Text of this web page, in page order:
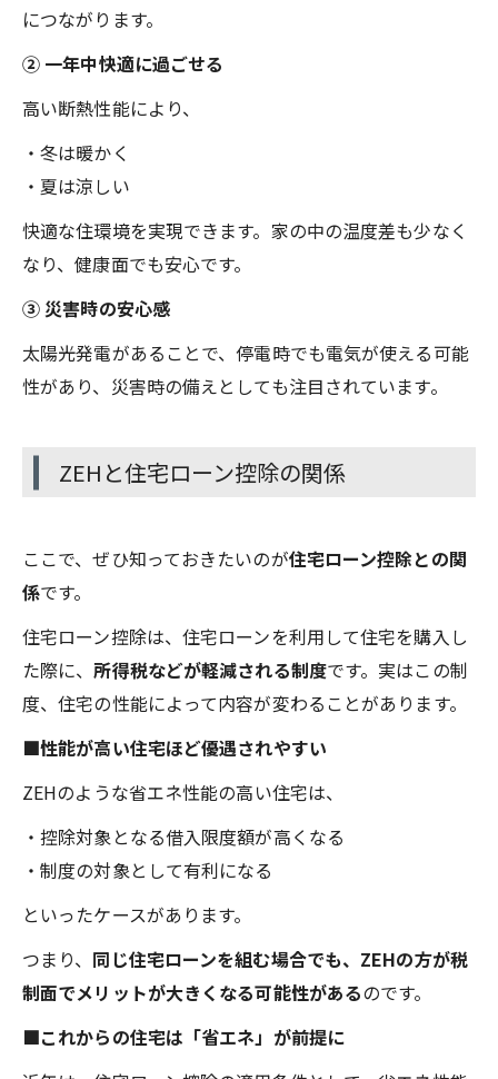
につながります。
② 一年中快適に過ごせる
高い断熱性能により、
・冬は暖かく
・夏は涼しい
快適な住環境を実現できます。家の中の温度差も少なく
なり、健康面でも安心です。
③ 災害時の安心感
太陽光発電があることで、停電時でも電気が使える可能
性があり、災害時の備えとしても注目されています。
ZEHと住宅ローン控除の関係
ここで、ぜひ知っておきたいのが住宅ローン控除との関
係です。
住宅ローン控除は、住宅ローンを利用して住宅を購入し
た際に、所得税などが軽減される制度です。実はこの制
度、住宅の性能によって内容が変わることがあります。
■性能が高い住宅ほど優遇されやすい
ZEHのような省エネ性能の高い住宅は、
・控除対象となる借入限度額が高くなる
・制度の対象として有利になる
といったケースがあります。
つまり、 同じ住宅ローンを組む場合でも、ZEHの方が税
制面でメリットが大きくなる可能性があるのです。
■これからの住宅は「省エネ」が前提に